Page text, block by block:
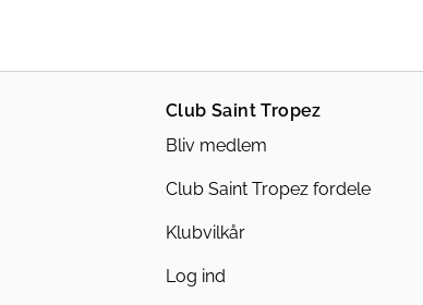
Club Saint Tropez
Bliv medlem
Club Saint Tropez fordele
Klubvilkår
Log ind